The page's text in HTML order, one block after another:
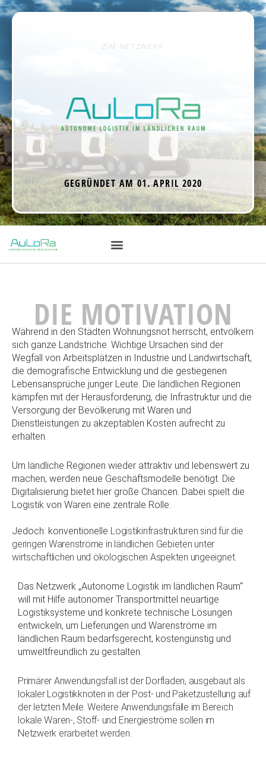
ZIM-NETZWERK
GEGRÜNDET AM 01. APRIL 2020
DIE MOTIVATION
Während in den Städten Wohnungsnot herrscht, entvölkern
sich ganze Landstriche. Wichtige Ursachen sind der
Wegfall von Arbeitsplätzen in Industrie und Landwirtschaft,
die demografische Entwicklung und die gestiegenen
Lebensansprüche junger Leute. Die ländlichen Regionen
kämpfen mit der Herausforderung, die Infrastruktur und die
Versorgung der Bevölkerung mit Waren und
Dienstleistungen zu akzeptablen Kosten aufrecht zu
erhalten.
Um ländliche Regionen wieder attraktiv und lebenswert zu
machen, werden neue Geschäftsmodelle benötigt. Die
Digitalisierung bietet hier große Chancen. Dabei spielt die
Logistik von Waren eine zentrale Rolle.
Jedoch: konventionelle Logistikinfrastrukturen sind für die
geringen Warenströme in ländlichen Gebieten unter
wirtschaftlichen und ökologischen Aspekten ungeeignet.
Das Netzwerk „Autonome Logistik im ländlichen Raum“
will mit Hilfe autonomer Transportmittel neuartige
Logistiksysteme und konkrete technische Lösungen
entwickeln, um Lieferungen und Warenströme im
ländlichen Raum bedarfsgerecht, kostengünstig und
umweltfreundlich zu gestalten.
Primärer Anwendungsfall ist der Dorfladen, ausgebaut als
lokaler Logistikknoten in der Post- und Paketzustellung auf
der letzten Meile. Weitere Anwendungsfälle im Bereich
lokale Waren-, Stoff- und Energieströme sollen im
Netzwerk erarbeitet werden.